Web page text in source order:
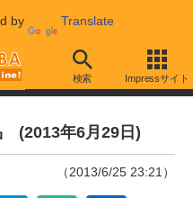
by Translate
検索 Impressサイト
(2013年6月29日)
（2013/6/25 23:21）